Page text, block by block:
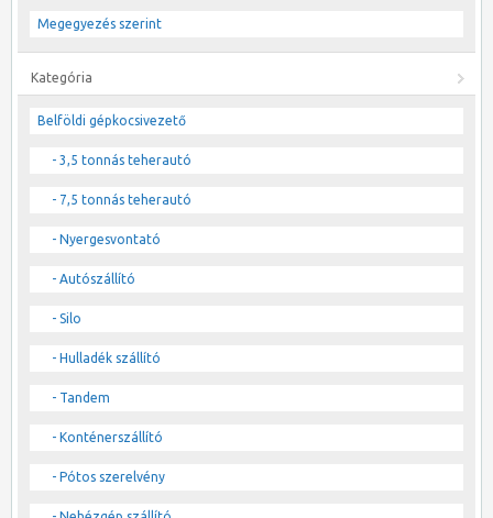
Megegyezés szerint
Kategória
Belföldi gépkocsivezető
- 3,5 tonnás teherautó
- 7,5 tonnás teherautó
- Nyergesvontató
- Autószállító
- Silo
- Hulladék szállító
- Tandem
- Konténerszállító
- Pótos szerelvény